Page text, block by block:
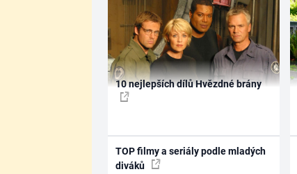
10 nejlepších dílů Hvězdné brány
TOP filmy a seriály podle mladých
diváků